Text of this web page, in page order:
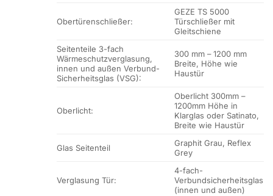
Obertürenschließer:
GEZE TS 5000
Türschließer mit
Gleitschiene
Seitenteile 3-fach
Wärmeschutzverglasung,
innen und außen Verbund-
Sicherheitsglas (VSG):
300 mm – 1200 mm
Breite, Höhe wie
Haustür
Oberlicht:
Oberlicht 300mm –
1200mm Höhe in
Klarglas oder Satinato,
Breite wie Haustür
Glas Seitenteil
Graphit Grau, Reflex
Grey
Verglasung Tür:
4-fach-
Verbundsicherheitsglas
(innen und außen)